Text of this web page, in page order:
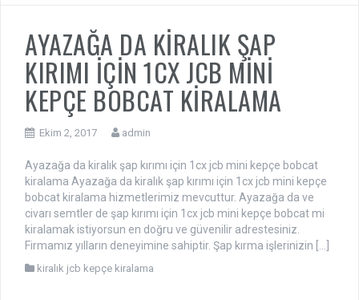
AYAZAĞA DA KİRALIK ŞAP
KIRIMI İÇİN 1CX JCB MİNİ
KEPÇE BOBCAT KİRALAMA
Ekim 2, 2017 admin
Ayazağa da kiralık şap kırımı için 1cx jcb mini kepçe bobcat
kiralama Ayazağa da kiralık şap kırımı için 1cx jcb mini kepçe
bobcat kiralama hizmetlerimiz mevcuttur. Ayazağa da ve
civarı semtler de şap kırımı için 1cx jcb mini kepçe bobcat mi
kiralamak istiyorsun en doğru ve güvenilir adrestesiniz.
Firmamız yılların deneyimine sahiptir. Şap kırma işlerinizin […]
kiralık jcb kepçe kiralama